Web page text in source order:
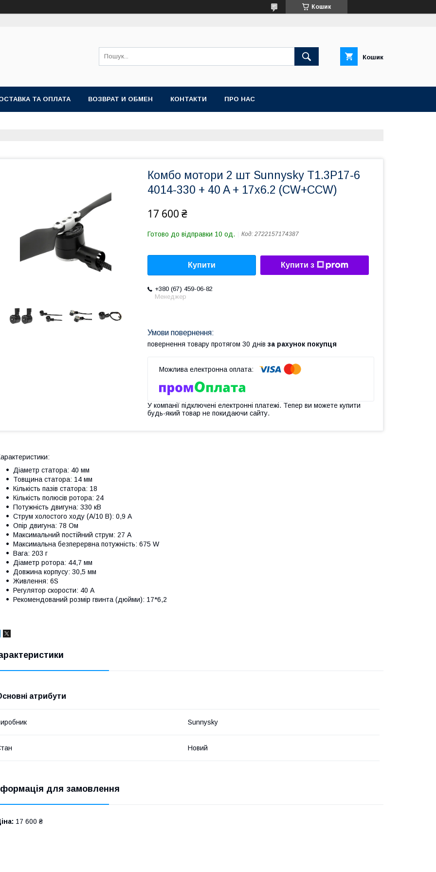
Кошик
Кошик
ТА ОПЛАТА ВОЗВРАТ И ОБМЕН КОНТАКТИ ПРО НАС
Комбо мотори 2 шт Sunnysky T1.3P17-6
4014-330 + 40 A + 17x6.2 (CW+CCW)
17 600 ₴
Готово до відправки 10 од. Код: 2722157174387
Купити Купити з
+380 (67) 459-06-82
Менеджер
повернення товару протягом 30 днів за рахунок покупця
У компанії підключені електронні платежі. Тепер ви можете купити
будь-який товар не покидаючи сайту.
Діаметр статора: 40 мм
Товщина статора: 14 мм
Кількість пазів статора: 18
Кількість полюсів ротора: 24
Потужність двигуна: 330 кВ
Струм холостого ходу (А/10 В): 0,9 А
Опір двигуна: 78 Ом
Максимальний постійний струм: 27 А
Максимальна безперервна потужність: 675 W
Вага: 203 г
Діаметр ротора: 44,7 мм
Довжина корпусу: 30,5 мм
Живлення: 6S
Регулятор скорости: 40 А
Рекомендований розмір гвинта (дюйми): 17*6,2
атрибути
Sunnysky
Новий
для замовлення
17 600 ₴